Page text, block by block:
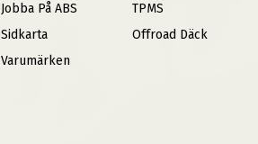
Jobba På ABS
Sidkarta
Varumärken
TPMS
Offroad Däck